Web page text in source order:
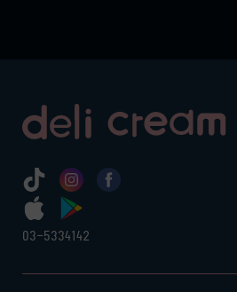
03-5334142